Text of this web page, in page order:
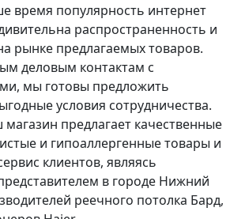
время популярность интернет
распространенность и
рынке предлагаемых товаров.
деловым контактам с
мы готовы предложить
условия сотрудничества.
магазин предлагает качественные
и гипоаллергенные товары и
клиентов, являясь
в городе Нижний
реечного потолка Бард,